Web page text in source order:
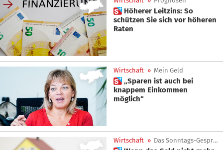
 Höherer Leitzins: So
schützen Sie sich vor höheren
Raten
Wirtschaft » Mein Geld
 „Sparen ist auch bei
knappem Einkommen
möglich“
Wirtschaft » Das Sonntags-Gespräch